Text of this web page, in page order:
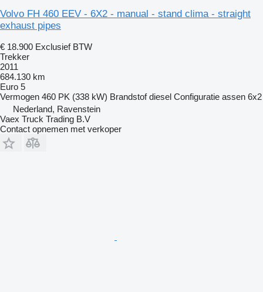
Volvo FH 460 EEV - 6X2 - manual - stand clima - straight
exhaust pipes
€ 18.900 Exclusief BTW
Trekker
2011
684.130 km
Euro 5
Vermogen 460 PK (338 kW) Brandstof diesel Configuratie assen 6x2
Nederland, Ravenstein
Vaex Truck Trading B.V
Contact opnemen met verkoper